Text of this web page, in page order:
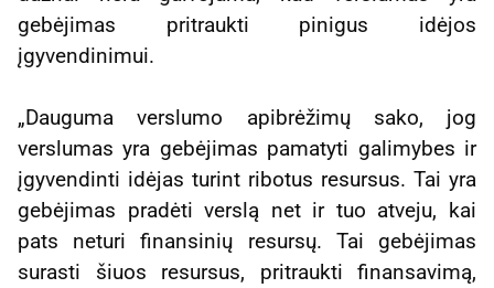
gebėjimas pritraukti pinigus idėjos
įgyvendinimui.
„Dauguma verslumo apibrėžimų sako, jog
verslumas yra gebėjimas pamatyti galimybes ir
įgyvendinti idėjas turint ribotus resursus. Tai yra
gebėjimas pradėti verslą net ir tuo atveju, kai
pats neturi finansinių resursų. Tai gebėjimas
surasti šiuos resursus, pritraukti finansavimą,